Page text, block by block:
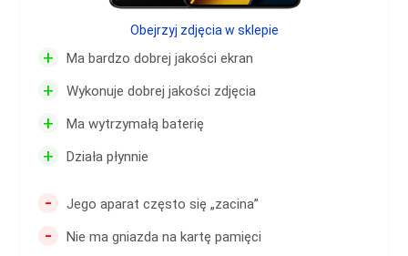
+ Ma bardzo dobrej jakości ekran
+ Wykonuje dobrej jakości zdjęcia
+ Ma wytrzymałą baterię
+ Działa płynnie
- Jego aparat często się „zacina”
- Nie ma gniazda na kartę pamięci
Obejrzyj zdjęcia w sklepie